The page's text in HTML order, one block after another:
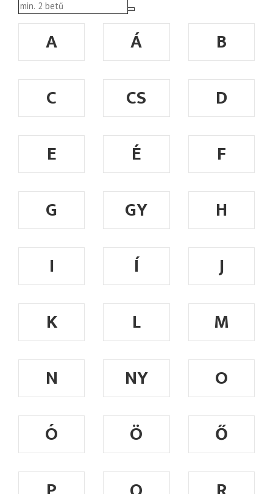
A Á
B
C
CS
D
E
É
F
G
GY
H
I
Í
J
K
L
M
N
NY
O
Ó
Ö
Ő